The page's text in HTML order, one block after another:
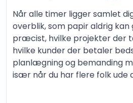
Når alle timer ligger samlet
overblik, som papir aldrig kan
præcist, hvilke projekter der
hvilke kunder der betaler
planlægning og bemanding
især når du har flere folk ude